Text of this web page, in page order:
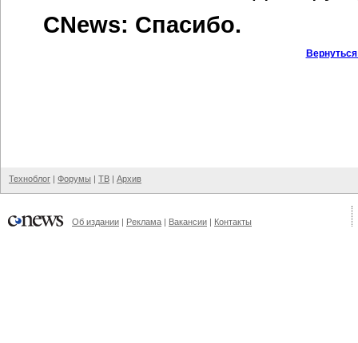
CNews: Спасибо.
Техноблог | Форумы | ТВ | Архив
Об издании | Реклама | Вакансии | Контакты